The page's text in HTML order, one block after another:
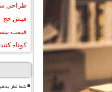
طراحی
فیش حج
قیمت
کوتاه
شما نظر